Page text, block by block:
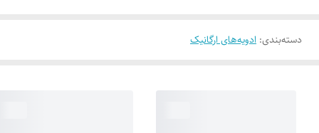
دسته‌بندی: ادویه‌های ارگانیک